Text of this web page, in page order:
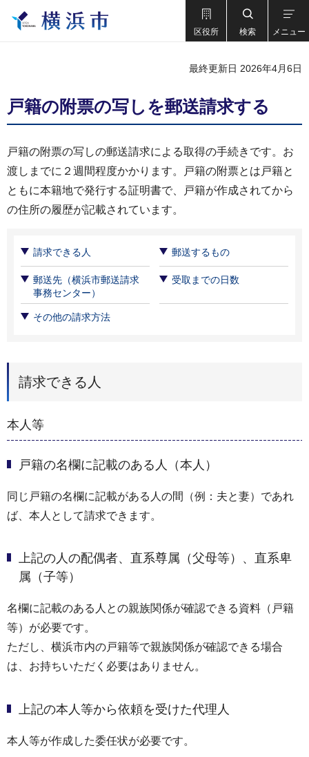
区役所 検索 メニュー
最終更新日 2026年4月6日
戸籍の附票の写しを郵送請求する
戸籍の附票の写しの郵送請求による取得の手続きです。お
渡しまでに２週間程度かかります。戸籍の附票とは戸籍と
ともに本籍地で発行する証明書で、戸籍が作成されてから
の住所の履歴が記載されています。
請求できる人 郵送するもの
郵送先（横浜市郵送請求
事務センター）
受取までの日数
その他の請求方法
請求できる人
本人等
戸籍の名欄に記載のある人（本人）
同じ戸籍の名欄に記載がある人の間（例：夫と妻）であれ
ば、本人として請求できます。
上記の人の配偶者、直系尊属（父母等）、直系卑
属（子等）
名欄に記載のある人との親族関係が確認できる資料（戸籍
等）が必要です。
ただし、横浜市内の戸籍等で親族関係が確認できる場合
は、お持ちいただく必要はありません。
上記の本人等から依頼を受けた代理人
本人等が作成した委任状が必要です。